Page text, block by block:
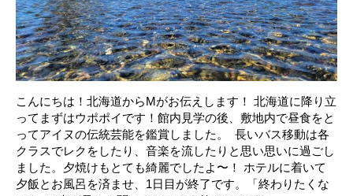
こんにちは！北海道からMがお伝えします！ 北海道に降り立
ってまずはウポポイです！館内見学の後、敷地内で昼食をと
ってアイヌの伝統芸能を鑑賞しました。 ㅤ 長いバス移動は各
クラスでレクをしたり、音楽を流したりと思い思いに過ごし
ました。夕焼けもとても綺麗でしたよ〜！ ホテルに着いて
夕飯とお風呂を済ませ、1日目が終了です。「終わりたくな